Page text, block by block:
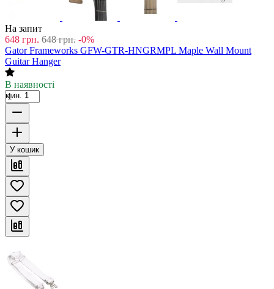
На запит
648 грн. 648 грн. -0%
Gator Frameworks GFW-GTR-HNGRMPL Maple Wall Mount
Guitar Hanger
В наявності
мин. 1
У кошик